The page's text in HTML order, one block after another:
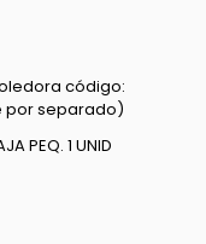
código:
por separado)
PEQ. 1 UNID